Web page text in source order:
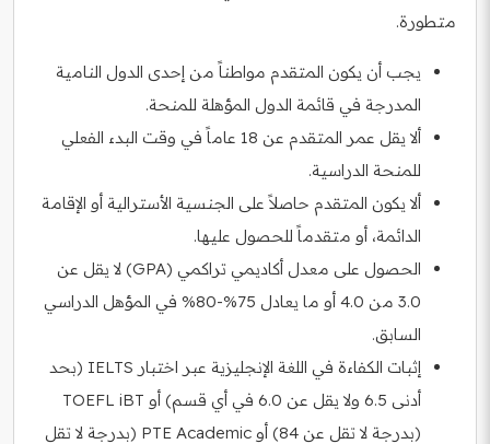
متطورة.
يجب أن يكون المتقدم مواطناً من إحدى الدول النامية
المدرجة في قائمة الدول المؤهلة للمنحة.
ألا يقل عمر المتقدم عن 18 عاماً في وقت البدء الفعلي
للمنحة الدراسية.
ألا يكون المتقدم حاصلاً على الجنسية الأسترالية أو الإقامة
الدائمة، أو متقدماً للحصول عليها.
الحصول على معدل أكاديمي تراكمي (GPA) لا يقل عن
3.0 من 4.0 أو ما يعادل 75%-80% في المؤهل الدراسي
السابق.
إثبات الكفاءة في اللغة الإنجليزية عبر اختبار IELTS (بحد
أدنى 6.5 ولا يقل عن 6.0 في أي قسم) أو TOEFL iBT
(بدرجة لا تقل عن 84) أو PTE Academic (بدرجة لا تقل